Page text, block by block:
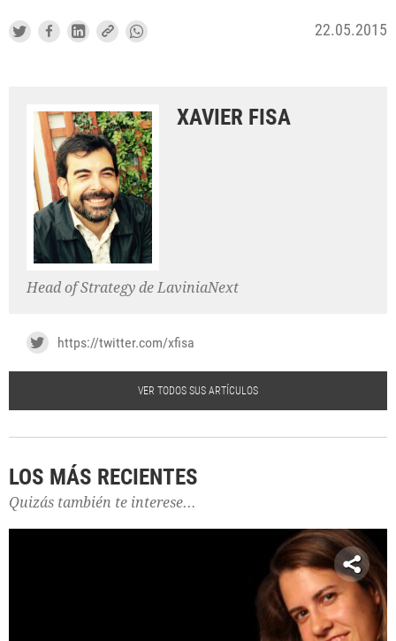
22.05.2015
XAVIER FISA
Head of Strategy de LaviniaNext
https://twitter.com/xfisa
VER TODOS SUS ARTÍCULOS
LOS MÁS RECIENTES
Quizás también te interese...